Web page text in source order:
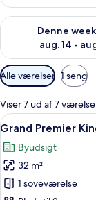
Denne
aug. 14 -
Tjek tilgængelighed
Tilgængelige
filtre
for
værelser
Alle værelser 1 seng
Viser 7 ud af 7
Indlæs
alle
billeder
af
Grand
23
Grand Premier
Byudsigt
32 m²
1 soveværelse